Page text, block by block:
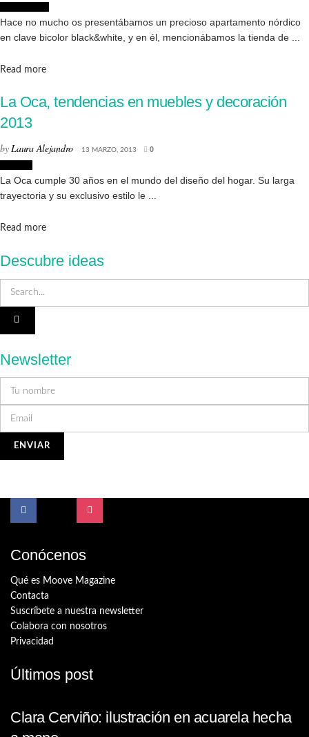
Hace no mucho os presentábamos un precioso apartamento nórdico
en clave bicolor black&white, y en él, mencionábamos la tienda de ...
Read moreDetails
La Oca, tendencias en muebles y decoración
2013
byLaura Alejandro 13 MARZO, 2013 0
La Oca cumple 30 años en el mundo del diseño del hogar. Su larga
trayectoria y su exclusivo estilo le ...
Read moreDetails
Descubre ideas
Newsletter
Conócenos
Qué es Moove Magazine
Contacta
Suscríbete a nuestra newsletter
Colabora con nosotros
Privacidad
Últimos post
Clara Cerviño: ilustración en acuarela hecha